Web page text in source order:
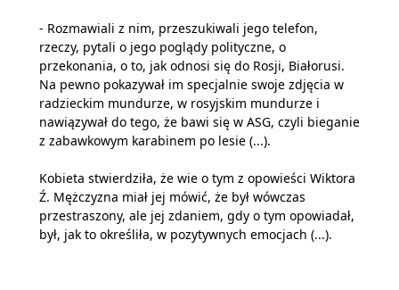
- Rozmawiali z nim, przeszukiwali jego telefon,
rzeczy, pytali o jego poglądy polityczne, o
przekonania, o to, jak odnosi się do Rosji, Białorusi.
Na pewno pokazywał im specjalnie swoje zdjęcia w
radzieckim mundurze, w rosyjskim mundurze i
nawiązywał do tego, że bawi się w ASG, czyli bieganie
z zabawkowym karabinem po lesie (...).
Kobieta stwierdziła, że wie o tym z opowieści Wiktora
Ź. Mężczyzna miał jej mówić, że był wówczas
przestraszony, ale jej zdaniem, gdy o tym opowiadał,
był, jak to określiła, w pozytywnych emocjach (...).